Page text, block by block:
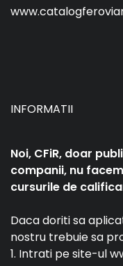
INFORMATII
Noi, CFiR, doar
companii, nu
cursurile de
Daca doriti sa
nostru trebuie sa
1. Intrati pe site-ul